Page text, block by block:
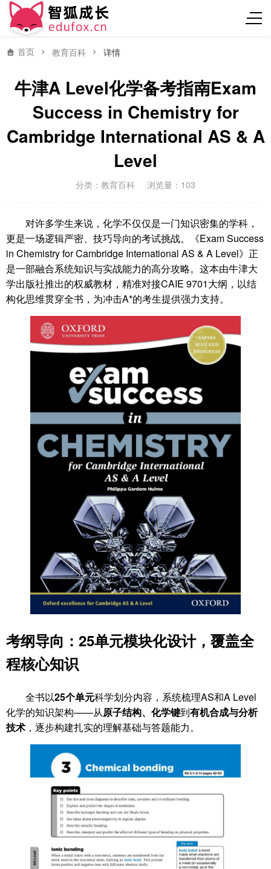
首页 教育百科 详情
牛津A Level化学备考指南Exam
Success in Chemistry for
Cambridge International AS & A
Level
分类： 教育百科 浏览量：103
对许多学生来说，化学不仅仅是一门知识密集的学科，
更是一场逻辑严密、技巧导向的考试挑战。《Exam Success
in Chemistry for Cambridge International AS & A Level》正
是一部融合系统知识与实战能力的高分攻略。这本由牛津大
学出版社推出的权威教材，精准对接CAIE 9701大纲，以结
构化思维贯穿全书，为冲击A*的考生提供强力支持。
考纲导向：25单元模块化设计，覆盖全
程核心知识
全书以25个单元科学划分内容，系统梳理AS和A Level
化学的知识架构——从原子结构、化学键到有机合成与分析
技术 ，逐步构建扎实的理解基础与答题能力。